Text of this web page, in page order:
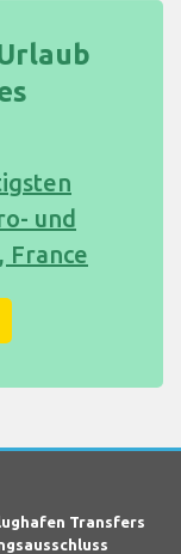
und
France
Transfers